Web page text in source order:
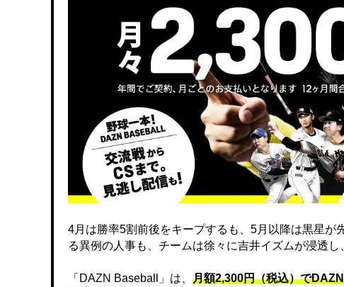
4月は勝率5割前後をキープするも、5月以降は黒星
る異例の人事も、チームは徐々に吉井イズムが浸透し
「DAZN Baseball」は、 月額2,300円（税込）で